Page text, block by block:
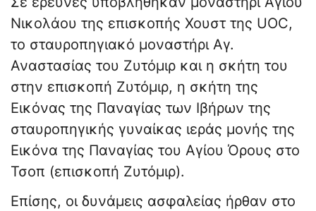
Νικολάου της επισκοπής Χουστ της UOC,
το σταυροπηγιακό μοναστήρι Αγ.
Αναστασίας του Ζυτόμιρ και η σκήτη του
στην επισκοπή Ζυτόμιρ, η σκήτη της
Εικόνας της Παναγίας των Ιβήρων της
σταυροπηγικής γυναίκας ιεράς μονής της
Εικόνα της Παναγίας του Αγίου Όρους στο
Τσοπ (επισκοπή Ζυτόμιρ).
Επίσης, οι δυνάμεις ασφαλείας ήρθαν στο